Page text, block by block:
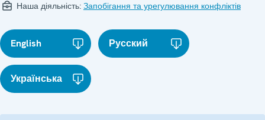
Наша діяльність: Запобігання та урегулювання конфліктів
English Русский
Українська